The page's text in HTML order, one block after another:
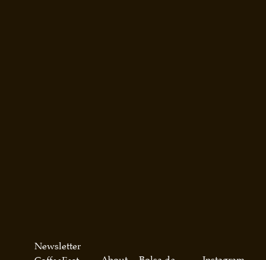
Newsletter